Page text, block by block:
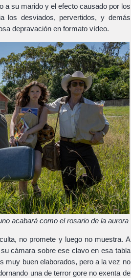
a su marido y el efecto causado por los
los desviados, pervertidos, y demás
depravación en formato vídeo.
acabará como el rosario de la aurora
no promete y luego no muestra. A
cámara sobre ese clavo en esa tabla
muy buen elaborados, pero a la vez no
una de terror gore no exenta de